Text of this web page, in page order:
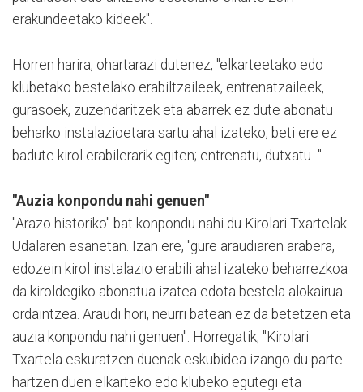
erakundeetako kideek".
Horren harira, ohartarazi dutenez, "elkarteetako edo
klubetako bestelako erabiltzaileek, entrenatzaileek,
gurasoek, zuzendaritzek eta abarrek ez dute abonatu
beharko instalazioetara sartu ahal izateko, beti ere ez
badute kirol erabilerarik egiten; entrenatu, dutxatu...".
"Auzia konpondu nahi genuen"
"Arazo historiko" bat konpondu nahi du Kirolari Txartelak
Udalaren esanetan. Izan ere, "gure araudiaren arabera,
edozein kirol instalazio erabili ahal izateko beharrezkoa
da kiroldegiko abonatua izatea edota bestela alokairua
ordaintzea. Araudi hori, neurri batean ez da betetzen eta
auzia konpondu nahi genuen". Horregatik, "Kirolari
Txartela eskuratzen duenak eskubidea izango du parte
hartzen duen elkarteko edo klubeko egutegi eta